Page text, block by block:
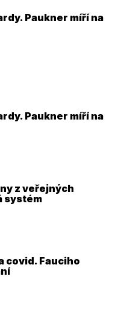
Paukner míří na
Paukner míří na
z veřejných
systém
covid. Fauciho